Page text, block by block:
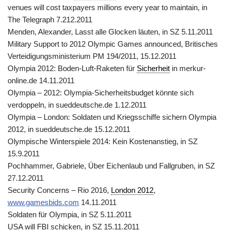
venues will cost taxpayers millions every year to maintain, in
The Telegraph 7.212.2011
Menden, Alexander, Lasst alle Glocken läuten, in SZ 5.11.2011
Military Support to 2012 Olympic Games announced, Britisches
Verteidigungsministerium PM 194/2011, 15.12.2011
Olympia 2012: Boden-Luft-Raketen für Sicherheit in merkur-
online.de 14.11.2011
Olympia – 2012: Olympia-Sicherheitsbudget könnte sich
verdoppeln, in sueddeutsche.de 1.12.2011
Olympia – London: Soldaten und Kriegsschiffe sichern Olympia
2012, in sueddeutsche.de 15.12.2011
Olympische Winterspiele 2014: Kein Kostenanstieg, in SZ
15.9.2011
Pochhammer, Gabriele, Über Eichenlaub und Fallgruben, in SZ
27.12.2011
Security Concerns – Rio 2016, London 2012,
www.gamesbids.com 14.11.2011
Soldaten für Olympia, in SZ 5.11.2011
USA will FBI schicken, in SZ 15.11.2011